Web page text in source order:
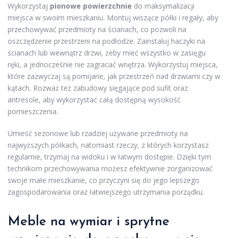
Wykorzystaj pionowe powierzchnie do maksymalizacji
miejsca w swoim mieszkaniu. Montuj wiszące półki i regały, aby
przechowywać przedmioty na ścianach, co pozwoli na
oszczędzenie przestrzeni na podłodze. Zainstaluj haczyki na
ścianach lub wewnątrz drzwi, żeby mieć wszystko w zasięgu
ręki, a jednocześnie nie zagracać wnętrza. Wykorzystuj miejsca,
które zazwyczaj są pomijane, jak przestrzeń nad drzwiami czy w
kątach. Rozważ też zabudowy sięgające pod sufit oraz
antresole, aby wykorzystać całą dostępną wysokość
pomieszczenia.
Umieść sezonowe lub rzadziej używane przedmioty na
najwyższych półkach, natomiast rzeczy, z których korzystasz
regularnie, trzymaj na widoku i w łatwym dostępie. Dzięki tym
technikom przechowywania możesz efektywnie zorganizować
swoje małe mieszkanie, co przyczyni się do jego lepszego
zagospodarowania oraz łatwiejszego utrzymania porządku.
Meble na wymiar i sprytne